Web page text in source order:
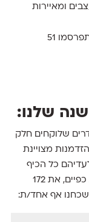
ומאיירות
שעורך אלעד יאנה התפרסמו 51
שלנו:
שלוקחים חלק
מצויינת
כל הכיף
הטיפוגרפי הזה לא היה קורה. קבלו במחיאות כפיים, את 172